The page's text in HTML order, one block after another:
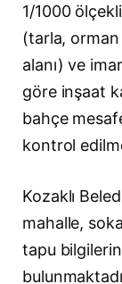
1/1000
(tarla, orman
alanı) ve
göre inşaat
bahçe
kontrol
Kozaklı
mahalle,
tapu